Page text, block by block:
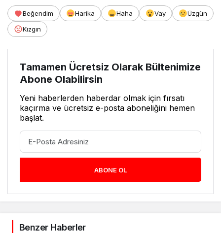
Beğendim Harika Haha Vay
Üzgün
Kızgın
Tamamen Ücretsiz Olarak Bültenimize
Abone Olabilirsin
Yeni haberlerden haberdar olmak için fırsatı
kaçırma ve ücretsiz e-posta aboneliğini hemen
başlat.
ABONE OL
Benzer Haberler